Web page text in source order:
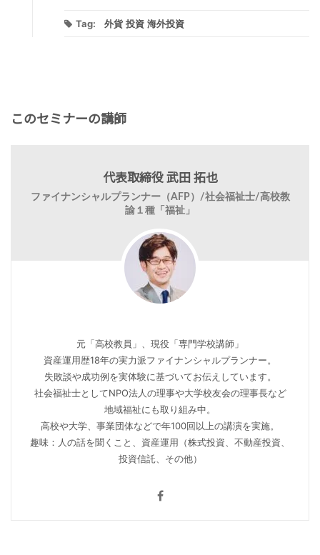
Tag: 外貨 投資 海外投資
このセミナーの講師
代表取締役 武田 拓也
ファイナンシャルプランナー（AFP）/社会福祉士/高校教
諭１種「福祉」
元「高校教員」、現役「専門学校講師」
資産運用歴18年の実力派ファイナンシャルプランナー。
失敗談や成功例を実体験に基づいてお伝えしています。
社会福祉士としてNPO法人の理事や大学校友会の理事長など
地域福祉にも取り組み中。
高校や大学、事業団体などで年100回以上の講演を実施。
趣味：人の話を聞くこと、資産運用（株式投資、不動産投資、
投資信託、その他）